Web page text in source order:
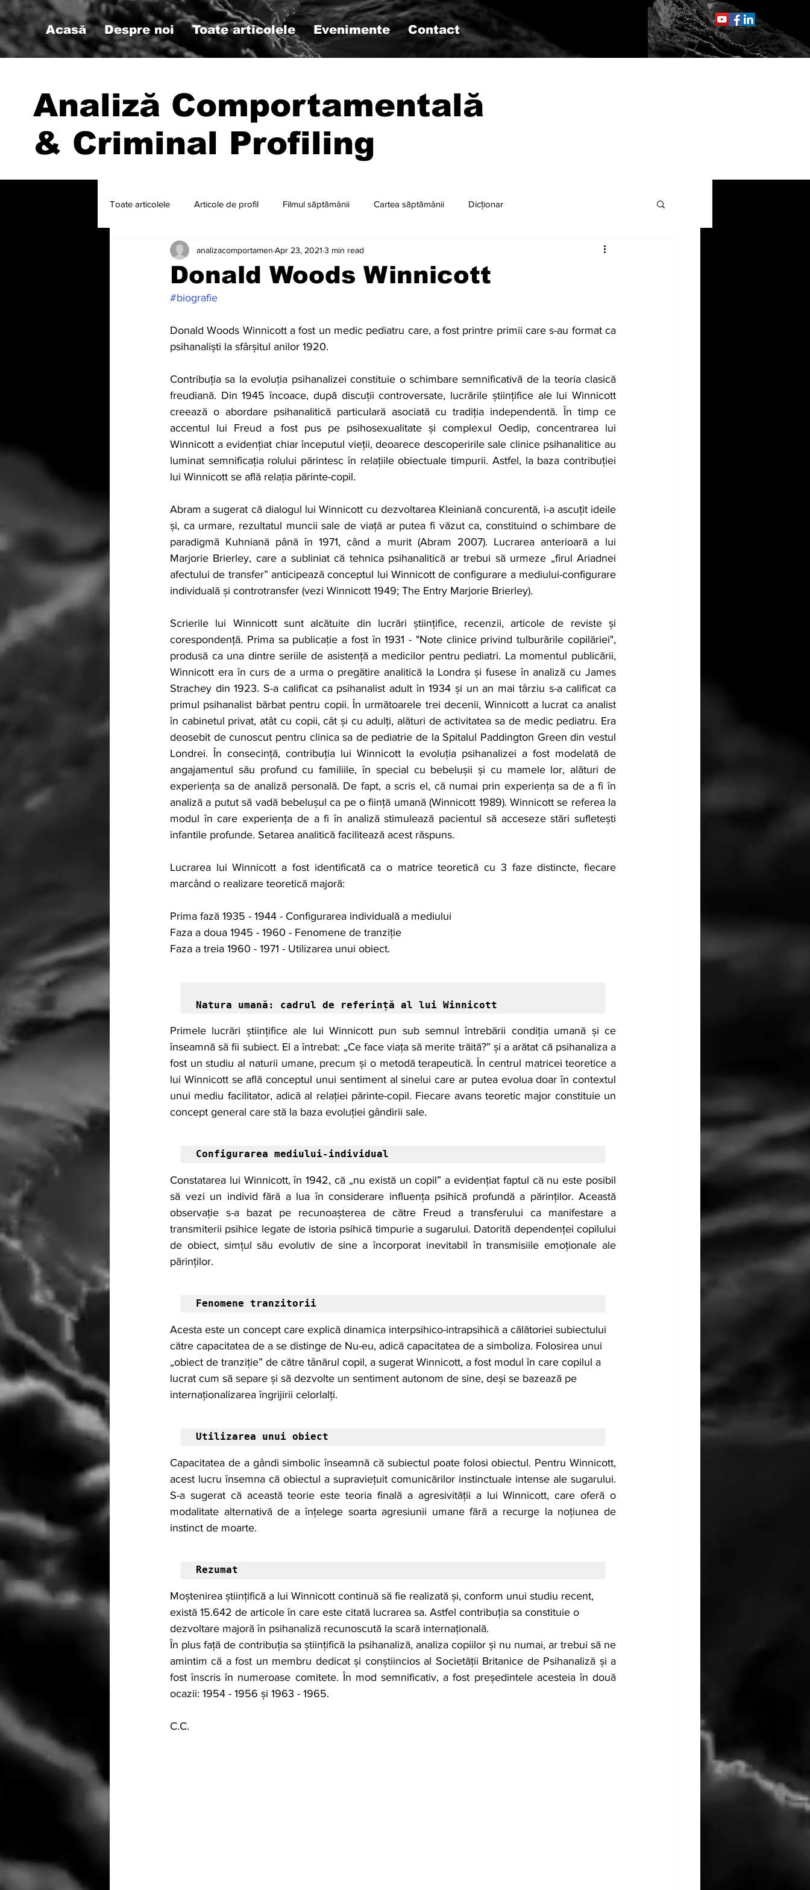
Acasă Despre noi Toate articolele Evenimente Contact
Analiză Comportamentală
& Criminal Profiling
Toate articolele Articole de profil Filmul săptămânii Cartea săptămânii Dicționar
#psihologiemilitara #analizacompor
Donald Woods Winnicott
analizacomportamen Apr 23, 2021 3 min read
#biografie
Donald Woods Winnicott a fost un medic pediatru care, a fost printre primii care s-au format ca
psihanaliști la sfârșitul anilor 1920.
Contribuția sa la evoluția psihanalizei constituie o schimbare semnificativă de la teoria clasică
freudiană. Din 1945 încoace, după discuții controversate, lucrările științifice ale lui Winnicott
creează o abordare psihanalitică particulară asociată cu tradiția independentă. În timp ce
accentul lui Freud a fost pus pe psihosexualitate și complexul Oedip, concentrarea lui
Winnicott a evidențiat chiar începutul vieții, deoarece descoperirile sale clinice psihanalitice au
luminat semnificația rolului părintesc în relațiile obiectuale timpurii. Astfel, la baza contribuției
lui Winnicott se află relația părinte-copil.
Abram a sugerat că dialogul lui Winnicott cu dezvoltarea Kleiniană concurentă, i-a ascuțit ideile
și, ca urmare, rezultatul muncii sale de viață ar putea fi văzut ca, constituind o schimbare de
paradigmă Kuhniană până în 1971, când a murit (Abram 2007). Lucrarea anterioară a lui
Marjorie Brierley, care a subliniat că tehnica psihanalitică ar trebui să urmeze „firul Ariadnei
afectului de transfer” anticipează conceptul lui Winnicott de configurare a mediului-configurare
individuală și controtransfer (vezi Winnicott 1949; The Entry Marjorie Brierley).
Scrierile lui Winnicott sunt alcătuite din lucrări științifice, recenzii, articole de reviste și
corespondență. Prima sa publicație a fost în 1931 - "Note clinice privind tulburările copilăriei",
produsă ca una dintre seriile de asistență a medicilor pentru pediatri. La momentul publicării,
Winnicott era în curs de a urma o pregătire analitică la Londra și fusese în analiză cu James
Strachey din 1923. S-a calificat ca psihanalist adult în 1934 și un an mai târziu s-a calificat ca
primul psihanalist bărbat pentru copii. În următoarele trei decenii, Winnicott a lucrat ca analist
în cabinetul privat, atât cu copii, cât și cu adulți, alături de activitatea sa de medic pediatru. Era
deosebit de cunoscut pentru clinica sa de pediatrie de la Spitalul Paddington Green din vestul
Londrei. În consecință, contribuția lui Winnicott la evoluția psihanalizei a fost modelată de
angajamentul său profund cu familiile, în special cu bebelușii și cu mamele lor, alături de
experiența sa de analiză personală. De fapt, a scris el, că numai prin experiența sa de a fi în
analiză a putut să vadă bebelușul ca pe o ființă umană (Winnicott 1989). Winnicott se referea la
modul în care experiența de a fi în analiză stimulează pacientul să acceseze stări sufletești
infantile profunde. Setarea analitică facilitează acest răspuns.
Lucrarea lui Winnicott a fost identificată ca o matrice teoretică cu 3 faze distincte, fiecare
marcând o realizare teoretică majoră:
Prima fază 1935 - 1944 - Configurarea individuală a mediului
Faza a doua 1945 - 1960 - Fenomene de tranziție
Faza a treia 1960 - 1971 - Utilizarea unui obiect.
Natura umană: cadrul de referință al lui Winnicott
Primele lucrări științifice ale lui Winnicott pun sub semnul întrebării condiția umană și ce
înseamnă să fii subiect. El a întrebat: „Ce face viața să merite trăită?” și a arătat că psihanaliza a
fost un studiu al naturii umane, precum și o metodă terapeutică. În centrul matricei teoretice a
lui Winnicott se află conceptul unui sentiment al sinelui care ar putea evolua doar în contextul
unui mediu facilitator, adică al relației părinte-copil. Fiecare avans teoretic major constituie un
concept general care stă la baza evoluției gândirii sale.
Configurarea mediului-individual
Constatarea lui Winnicott, în 1942, că „nu există un copil” a evidențiat faptul că nu este posibil
să vezi un individ fără a lua în considerare influența psihică profundă a părinților. Această
observație s-a bazat pe recunoașterea de către Freud a transferului ca manifestare a
transmiterii psihice legate de istoria psihică timpurie a sugarului. Datorită dependenței copilului
de obiect, simțul său evolutiv de sine a încorporat inevitabil în transmisiile emoționale ale
părinților.
Fenomene tranzitorii
Acesta este un concept care explică dinamica interpsihico-intrapsihică a călătoriei subiectului
către capacitatea de a se distinge de Nu-eu, adică capacitatea de a simboliza. Folosirea unui
„obiect de tranziție” de către tânărul copil, a sugerat Winnicott, a fost modul în care copilul a
lucrat cum să separe și să dezvolte un sentiment autonom de sine, deși se bazează pe
internaționalizarea îngrijirii celorlalți.
Utilizarea unui obiect
Capacitatea de a gândi simbolic înseamnă că subiectul poate folosi obiectul. Pentru Winnicott,
acest lucru însemna că obiectul a supraviețuit comunicărilor instinctuale intense ale sugarului.
S-a sugerat că această teorie este teoria finală a agresivității a lui Winnicott, care oferă o
modalitate alternativă de a înțelege soarta agresiunii umane fără a recurge la noțiunea de
instinct de moarte.
Rezumat
Moștenirea științifică a lui Winnicott continuă să fie realizată și, conform unui studiu recent,
există 15.642 de articole în care este citată lucrarea sa. Astfel contribuția sa constituie o
dezvoltare majoră în psihanaliză recunoscută la scară internațională.
În plus față de contribuția sa științifică la psihanaliză, analiza copiilor și nu numai, ar trebui să ne
amintim că a fost un membru dedicat și conștiincios al Societății Britanice de Psihanaliză și a
fost înscris în numeroase comitete. În mod semnificativ, a fost președintele acesteia în două
ocazii: 1954 - 1956 și 1963 - 1965.
C.C.